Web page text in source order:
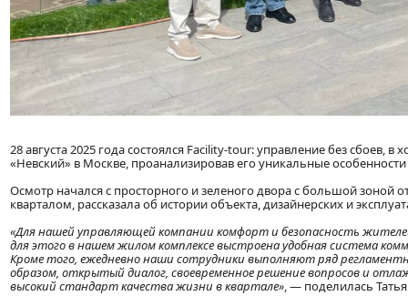
28 августа 2025 года состоялся Facility-tour: управление без
«Невский» в Москве, проанализировав его уникальные
Осмотр начался с просторного и зеленого двора с большой
кварталом, рассказала об истории объекта, дизайнерских и
«Для нашей управляющей компании комфорт и безопасность
для этого в нашем жилом комплексе выстроена удобная система
Кроме того, ежедневно наши сотрудники выполняют ряд
образом, открытый диалог, своевременное решение вопросов и
высокий стандарт качества жизни в квартале», — поделилась